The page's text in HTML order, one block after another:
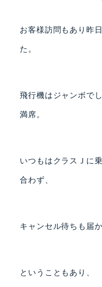
お客様訪問もあり昨
た。
飛行機はジャンボで
満席。
いつもはクラスＪに
合わず、
キャンセル待ちも届か
ということもあり、